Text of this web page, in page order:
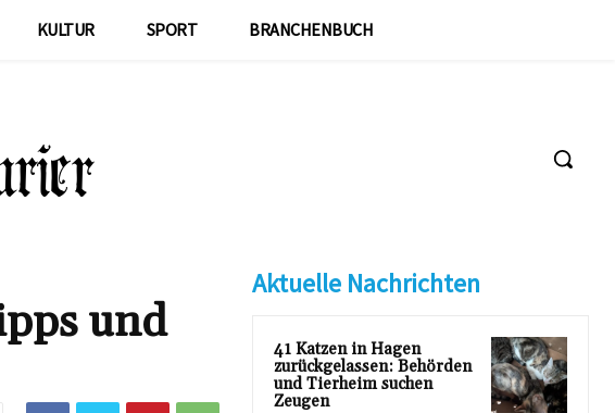
KULTUR SPORT BRANCHENBUCH
und
Aktuelle Nachrichten
41 Katzen in Hagen
zurückgelassen: Behörden
und Tierheim suchen
Zeugen